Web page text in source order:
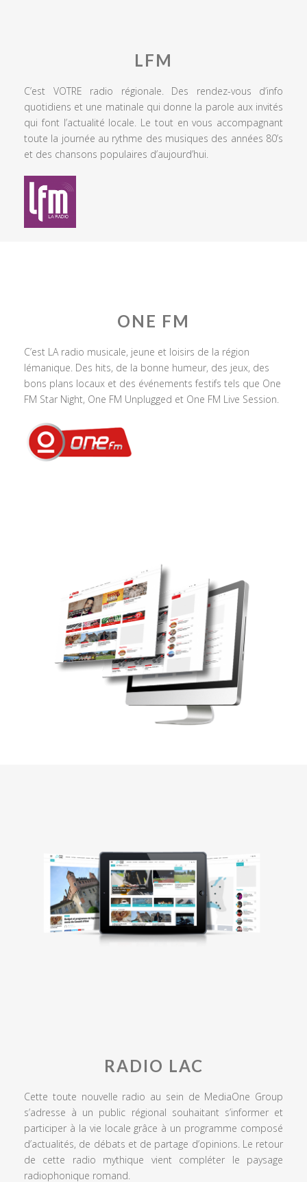
LFM
C’est VOTRE radio régionale. Des rendez-vous d’info
quotidiens et une matinale qui donne la parole aux invités
qui font l’actualité locale. Le tout en vous accompagnant
toute la journée au rythme des musiques des années 80’s
et des chansons populaires d’aujourd’hui.
ONE FM
C’est LA radio musicale, jeune et loisirs de la région
lémanique. Des hits, de la bonne humeur, des jeux, des
bons plans locaux et des événements festifs tels que One
FM Star Night, One FM Unplugged et One FM Live Session.
RADIO LAC
Cette toute nouvelle radio au sein de MediaOne Group
s’adresse à un public régional souhaitant s’informer et
participer à la vie locale grâce à un programme composé
d’actualités, de débats et de partage d’opinions. Le retour
de cette radio mythique vient compléter le paysage
radiophonique romand.